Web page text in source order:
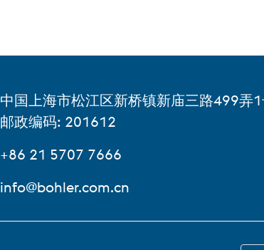
中国上海市松江区新桥镇新庙三路499弄
邮政编码: 201612
+86 21 5707 7666
info@bohler.com.cn